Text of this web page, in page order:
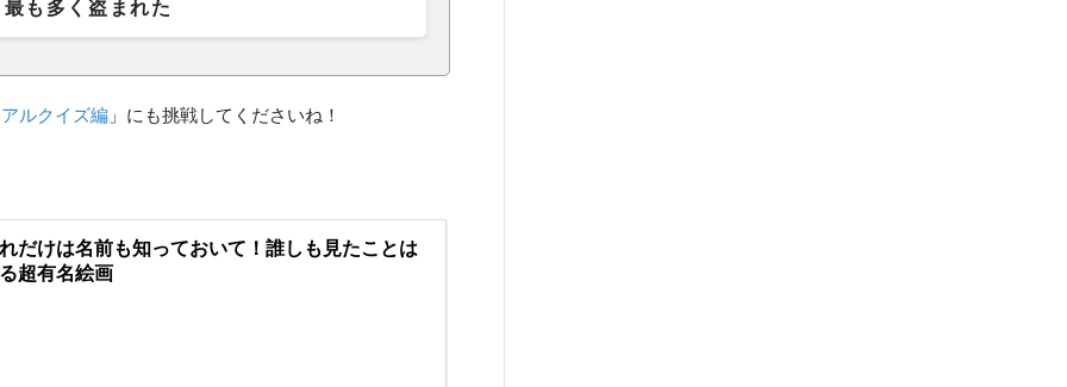
最も多く盗まれた
ルクイズ編 」にも挑戦してくださいね！
だけは名前も知っておいて！誰しも見たことは
超有名絵画